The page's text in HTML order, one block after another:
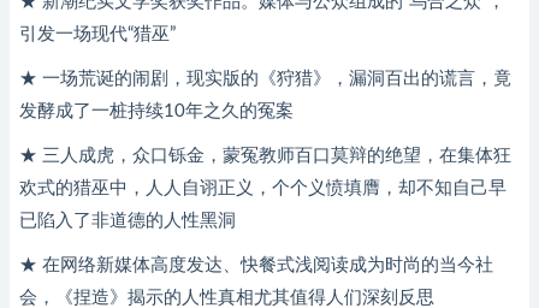
引发一场现代“猎巫”
★ 一场荒诞的闹剧，现实版的《狩猎》，漏洞百出的谎言，竟
发酵成了一桩持续10年之久的冤案
★ 三人成虎，众口铄金，蒙冤教师百口莫辩的绝望，在集体狂
欢式的猎巫中，人人自诩正义，个个义愤填膺，却不知自己早
已陷入了非道德的人性黑洞
★ 在网络新媒体高度发达、快餐式浅阅读成为时尚的当今社
会，《捏造》揭示的人性真相尤其值得人们深刻反思